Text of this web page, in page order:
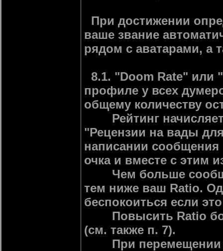
При достижении
ваше звание
рядом с аватарами, а
8.1. "Doom Rate" или
профиле у всех
общему количеству
Рейтинг
"Рецензии на вады
написании сообщения
очка и вместе с этим
Чем больше
тем ниже ваш Ratio.
беспокоиться если
Повысить Ratio
(см. также п. 7).
При перемещении